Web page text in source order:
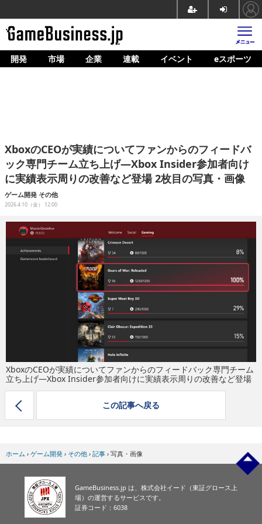
ホーム
企業動向
人材育成
産業政策
連載
イベント/セミナー
開発 市場 企業 連載 イベント eスポーツ
XboxのCEOが実績についてファンからのフィードバ
ック専門チーム立ち上げ―Xbox Insider参加者向け
に実績表示周りの改善など登場 2枚目の写真・画像
ゲーム開発 その他
2026.4.10（金） 12:00
XboxのCEOが実績についてファンからのフィードバック専門チーム
立ち上げ―Xbox Insider参加者向けに実績表示周りの改善など登場
この記事へ戻る
ホーム › ゲーム開発 › その他 › 記事 › 写真・画像
GameBusiness.jp は、株式会社イード（東証グロース上
場）の運営するサービスです。
証券コード：6038